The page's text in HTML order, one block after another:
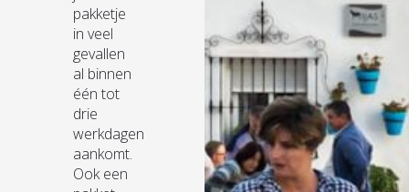
pakketje
in veel
gevallen
al binnen
één tot
drie
werkdagen
aankomt.
Ook een